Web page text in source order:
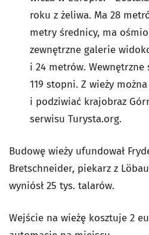
roku z żeliwa. Ma 28
metry średnicy, ma
zewnętrzne galerie
i 24 metrów.
119 stopni. Z wieży
i podziwiać krajobraz
serwisu Turysta.org.
Budowę wieży ufundował
Bretschneider, piekarz z
wyniósł 25 tys. talarów.
Wejście na wieżę kosztuje 2